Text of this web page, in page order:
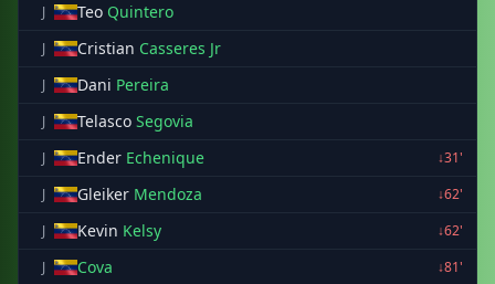
J Teo Quintero
J Cristian Casseres Jr
J Dani Pereira
J Telasco Segovia
J Ender Echenique
↓31'
J
Gleiker Mendoza
↓62'
J
Kevin Kelsy
↓62'
J
Cova
↓81'